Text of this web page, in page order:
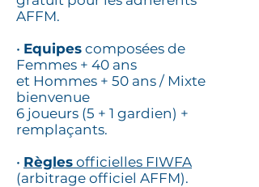
AFFM.
• Equipes composées de
Femmes + 40 ans
et Hommes + 50 ans / Mixte
bienvenue
6 joueurs (5 + 1 gardien) +
remplaçants.
• Règles officielles FIWFA
(arbitrage officiel AFFM).